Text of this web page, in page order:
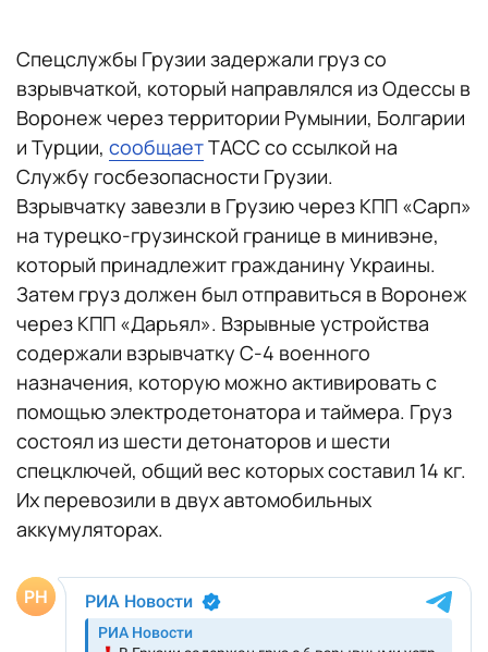
Спецслужбы Грузии задержали груз со
взрывчаткой, который направлялся из Одессы в
Воронеж через территории Румынии, Болгарии
и Турции, сообщаетТАСС со ссылкой на
Службу госбезопасности Грузии.
Взрывчатку завезли в Грузию через КПП «Сарп»
на турецко-грузинской границе в минивэне,
который принадлежит гражданину Украины.
Затем груз должен был отправиться в Воронеж
через КПП «Дарьял». Взрывные устройства
содержали взрывчатку С-4 военного
назначения, которую можно активировать с
помощью электродетонатора и таймера. Груз
состоял из шести детонаторов и шести
спецключей, общий вес которых составил 14 кг.
Их перевозили в двух автомобильных
аккумуляторах.